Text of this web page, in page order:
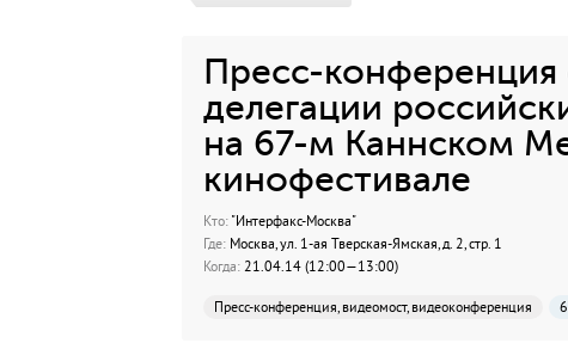
Пресс-
делегации
на 67-м Каннском
кинофестивале
Кто:"Интерфакс-Москва"
Где:Москва, ул. 1-ая Тверская-Ямская, д. 2, стр. 1
Когда:21.04.14 (12:00—13:00)
Пресс-конференция, видеомост, видеоконференция